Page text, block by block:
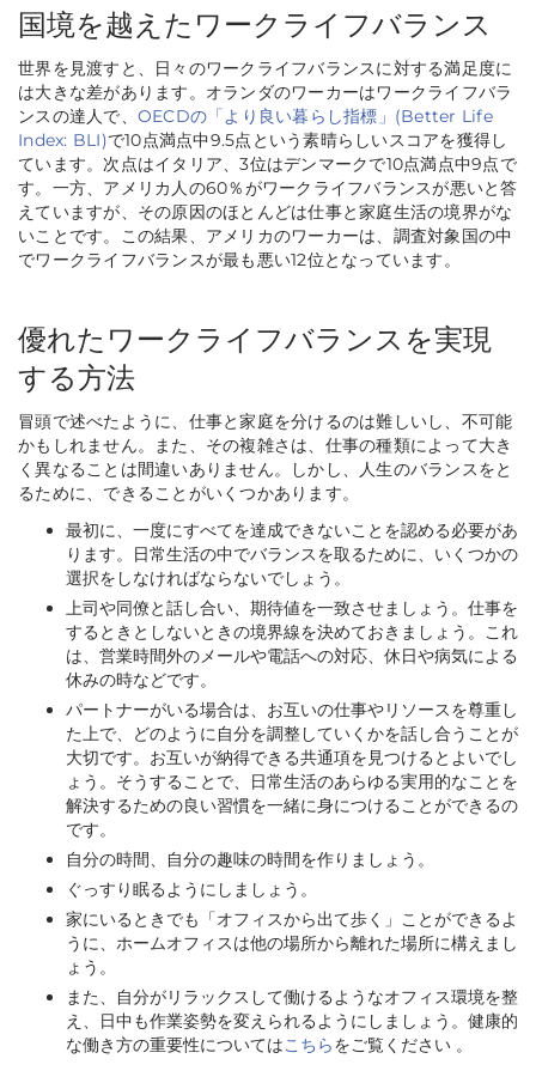
国境を越えたワークライフバランス
世界を見渡すと、日々のワークライフバランスに対する満足度に
は大きな差があります。オランダのワーカーはワークライフバラ
ンスの達人で、 OECDの「より良い暮らし指標」(Better Life
Index: BLI)で10点満点中9.5点という素晴らしいスコアを獲得し
ています。次点はイタリア、3位はデンマークで10点満点中9点で
す。一方、アメリカ人の60％がワークライフバランスが悪いと答
えていますが、その原因のほとんどは仕事と家庭生活の境界がな
いことです。この結果、アメリカのワーカーは、調査対象国の中
でワークライフバランスが最も悪い12位となっています。
優れたワークライフバランスを実現
する方法
冒頭で述べたように、仕事と家庭を分けるのは難しいし、不可能
かもしれません。また、その複雑さは、仕事の種類によって大き
く異なることは間違いありません。しかし、人生のバランスをと
るために、できることがいくつかあります。
最初に、一度にすべてを達成できないことを認める必要があ
ります。日常生活の中でバランスを取るために、いくつかの
選択をしなければならないでしょう。
上司や同僚と話し合い、期待値を一致させましょう。仕事を
するときとしないときの境界線を決めておきましょう。これ
は、営業時間外のメールや電話への対応、休日や病気による
休みの時などです。
パートナーがいる場合は、お互いの仕事やリソースを尊重し
た上で、どのように自分を調整していくかを話し合うことが
大切です。お互いが納得できる共通項を見つけるとよいでし
ょう。そうすることで、日常生活のあらゆる実用的なことを
解決するための良い習慣を一緒に身につけることができるの
です。
自分の時間、自分の趣味の時間を作りましょう。
ぐっすり眠るようにしましょう。
家にいるときでも「オフィスから出て歩く」ことができるよ
うに、ホームオフィスは他の場所から離れた場所に構えまし
ょう。
また、自分がリラックスして働けるようなオフィス環境を整
え、日中も作業姿勢を変えられるようにしましょう。健康的
な働き方の重要性についてはこちらをご覧ください 。